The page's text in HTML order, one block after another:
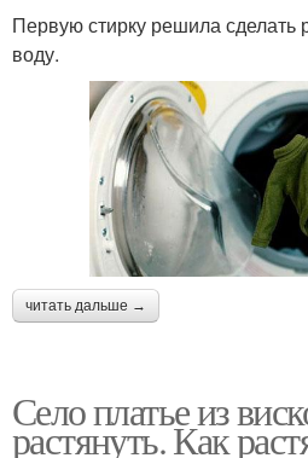
Первую стирку решила сделать
воду.
читать дальше →
Село платье из
растянуть. Как